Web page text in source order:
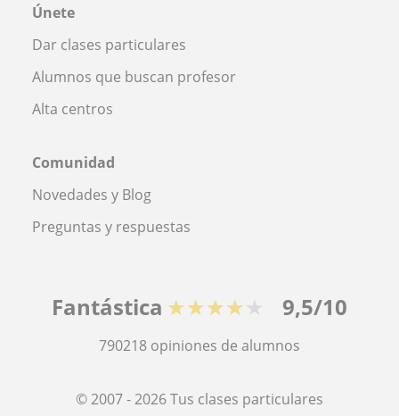
Únete
Dar clases particulares
Alumnos que buscan profesor
Alta centros
Comunidad
Novedades y Blog
Preguntas y respuestas
Fantástica ★★★★★ 9,5/10
790218 opiniones de alumnos
© 2007 - 2026 Tus clases particulares